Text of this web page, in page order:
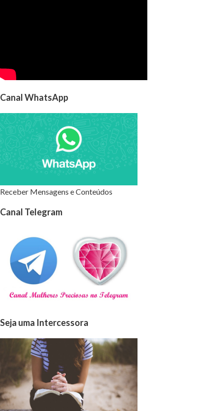
Canal WhatsApp
Receber Mensagens e Conteúdos
Canal Telegram
Seja uma Intercessora